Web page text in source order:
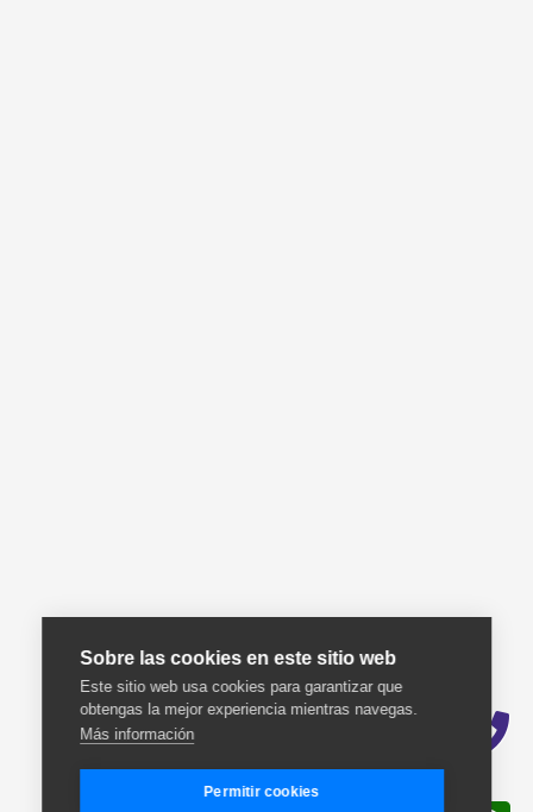
Sobre las cookies en este sitio web
Este sitio web usa cookies para garantizar que
obtengas la mejor experiencia mientras navegas.
Más información
Permitir cookies